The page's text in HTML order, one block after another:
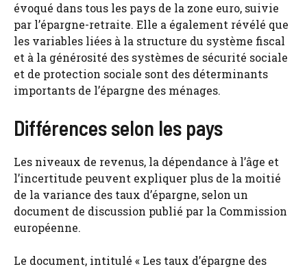
évoqué dans tous les pays de la zone euro, suivie
par l’épargne-retraite. Elle a également révélé que
les variables liées à la structure du système fiscal
et à la générosité des systèmes de sécurité sociale
et de protection sociale sont des déterminants
importants de l’épargne des ménages.
Différences selon les pays
Les niveaux de revenus, la dépendance à l’âge et
l’incertitude peuvent expliquer plus de la moitié
de la variance des taux d’épargne, selon un
document de discussion publié par la Commission
européenne.
Le document, intitulé « Les taux d’épargne des